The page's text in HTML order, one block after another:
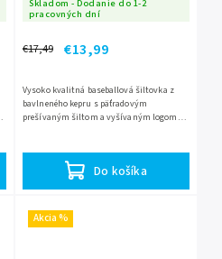
Skladom - Dodanie do 1-2
pracovných dní
€17,49 €13,99
Do košíka
Vysoko kvalitná baseballová šiltovka z
bavlneného kepru s päťradovým
prešívaným šiltom a vyšívaným logom
Akcia %